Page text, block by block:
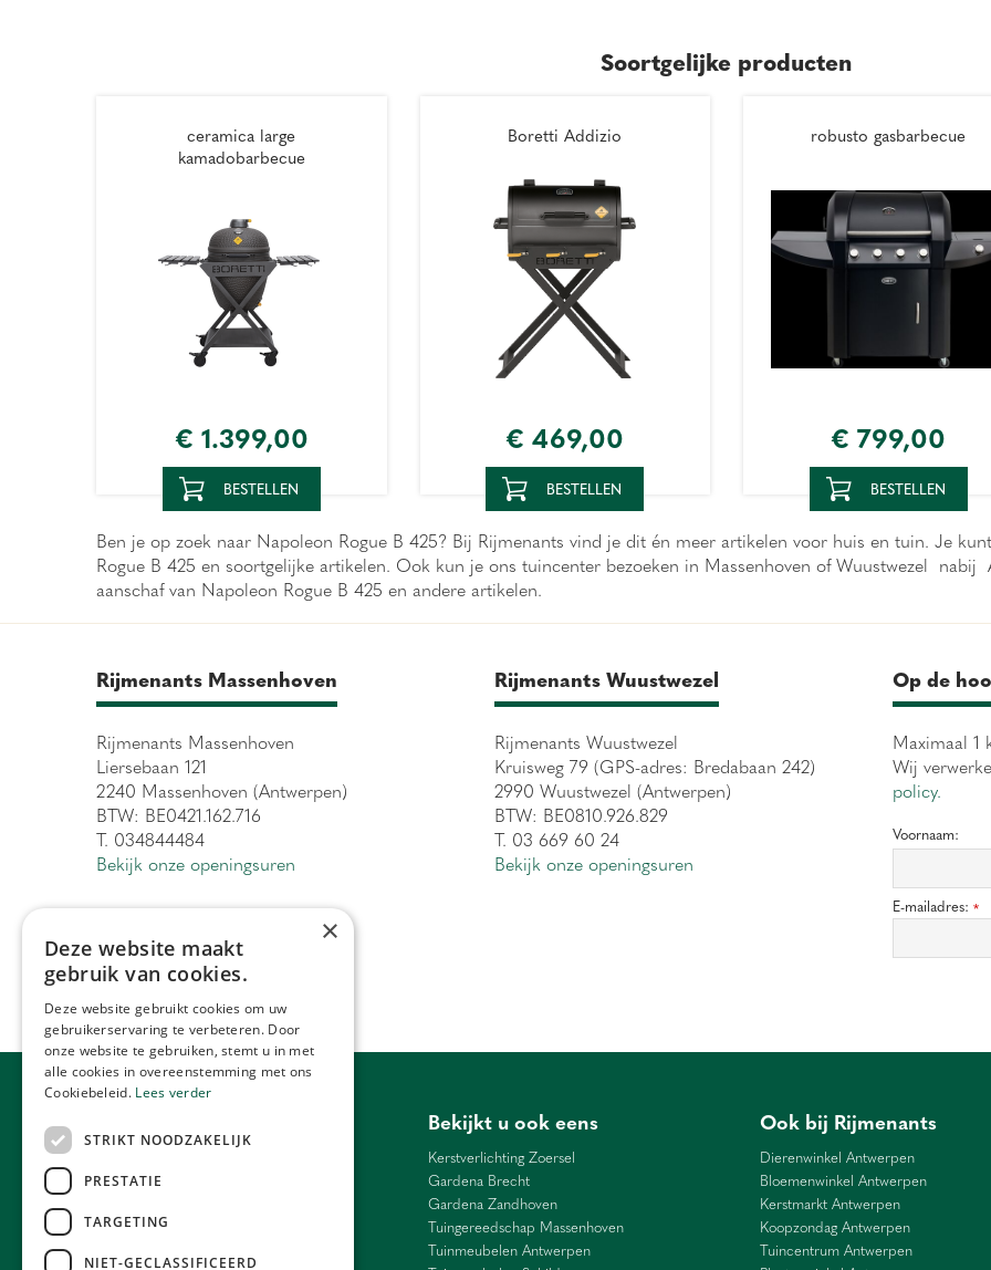
Soortgelijke producten
ceramica large
kamadobarbecue
€ 1.399,00
BESTELLEN
Boretti Addizio
€ 469,00
BESTELLEN
robusto gasbarbecue
€ 799,00
BESTELLEN
Ben je op zoek naar Napoleon Rogue B 425? Bij Rijmenants vind je dit én meer artikelen voor huis en tuin. Je
Rogue B 425 en soortgelijke artikelen. Ook kun je ons tuincenter bezoeken in Massenhoven of Wuustwezel
aanschaf van Napoleon Rogue B 425 en andere artikelen.
Rijmenants Massenhoven
Rijmenants Massenhoven
Liersebaan 121
2240 Massenhoven (Antwerpen)
BTW: BE0421.162.716
T. 034844484
Bekijk onze openingsuren
Rijmenants Wuustwezel
Rijmenants Wuustwezel
Kruisweg 79 (GPS-adres: Bredabaan 242)
2990 Wuustwezel (Antwerpen)
BTW: BE0810.926.829
T. 03 669 60 24
Bekijk onze openingsuren
Op de
Maximaal 1
Wij
policy.
Voornaam:
E-mailadres: *
Bloemen Antwerpen
Bloemen Schilde
Bekijkt u ook eens
Kerstverlichting Zoersel
Gardena Brecht
Gardena Zandhoven
Tuingereedschap Massenhoven
Tuinmeubelen Antwerpen
Ook bij Rijmenants
Dierenwinkel Antwerpen
Bloemenwinkel Antwerpen
Kerstmarkt Antwerpen
Koopzondag Antwerpen
Tuincentrum Antwerpen
×
Deze website maakt
gebruik van cookies.
Deze website gebruikt cookies om uw
gebruikerservaring te verbeteren. Door
onze website te gebruiken, stemt u in met
alle cookies in overeenstemming met ons
Cookiebeleid. Lees verder
STRIKT NOODZAKELIJK
PRESTATIE
TARGETING
NIET-GECLASSIFICEERD